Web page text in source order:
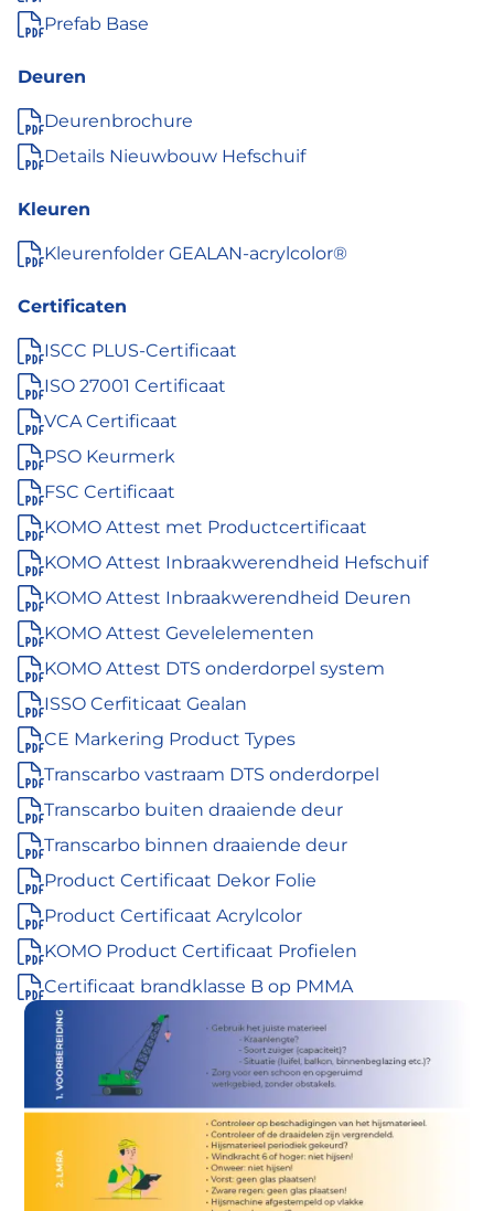
Prefab Base
Deuren
Deurenbrochure
Details Nieuwbouw Hefschuif
Kleuren
Kleurenfolder GEALAN-acrylcolor®
Certificaten
ISCC PLUS-Certificaat
ISO 27001 Certificaat
VCA Certificaat
PSO Keurmerk
FSC Certificaat
KOMO Attest met Productcertificaat
KOMO Attest Inbraakwerendheid Hefschuif
KOMO Attest Inbraakwerendheid Deuren
KOMO Attest Gevelelementen
KOMO Attest DTS onderdorpel system
ISSO Cerfiticaat Gealan
CE Markering Product Types
Transcarbo vastraam DTS onderdorpel
Transcarbo buiten draaiende deur
Transcarbo binnen draaiende deur
Product Certificaat Dekor Folie
Product Certificaat Acrylcolor
KOMO Product Certificaat Profielen
Certificaat brandklasse B op PMMA